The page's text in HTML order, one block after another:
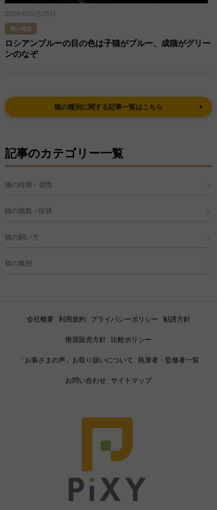
2026年05月25日
猫の種別
ロシアンブルーの目の色は子猫がブルー、成猫がグリー
ンのなぞ
猫の種別に関する記事一覧はこちら
記事のカテゴリー一覧
猫の特徴・習性
猫の病気・症状
猫の飼い方
猫の種別
会社概要 利用規約 プライバシーポリシー 勧誘方針
推奨販売方針 比較ポリシー
「お客さまの声」お取り扱いについて 執筆者・監修者一覧
お問い合わせ サイトマップ